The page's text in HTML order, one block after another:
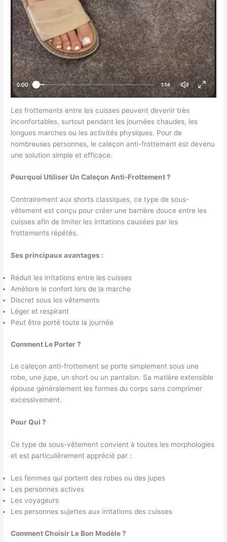
Les frottements entre les cuisses peuvent devenir très
inconfortables, surtout pendant les journées chaudes, les
longues marches ou les activités physiques. Pour de
nombreuses personnes, le caleçon anti-frottement est devenu
une solution simple et efficace.
Pourquoi Utiliser Un Caleçon Anti-Frottement ?
Contrairement aux shorts classiques, ce type de sous-
vêtement est conçu pour créer une barrière douce entre les
cuisses afin de limiter les irritations causées par les
frottements répétés.
Ses principaux avantages :
Réduit les irritations entre les cuisses
Améliore le confort lors de la marche
Discret sous les vêtements
Léger et respirant
Peut être porté toute la journée
Comment Le Porter ?
Le caleçon anti-frottement se porte simplement sous une
robe, une jupe, un short ou un pantalon. Sa matière extensible
épouse généralement les formes du corps sans comprimer
excessivement.
Pour Qui ?
Ce type de sous-vêtement convient à toutes les morphologies
et est particulièrement apprécié par :
Les femmes qui portent des robes ou des jupes
Les personnes actives
Les voyageurs
Les personnes sujettes aux irritations des cuisses
Comment Choisir Le Bon Modèle ?